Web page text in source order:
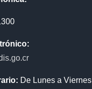
De Lunes a Viernes